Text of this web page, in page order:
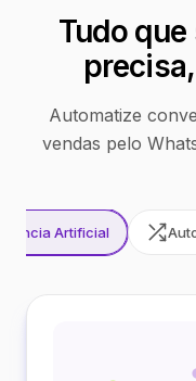
Tudo
Automatize
vendas pelo
Artificial